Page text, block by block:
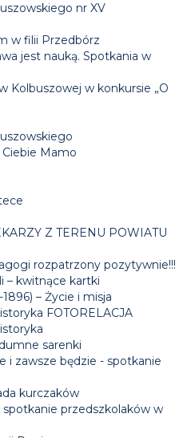
nr XV
w filii Przedbórz
jest nauką. Spotkania w
Kolbuszowej w konkursie „O
Mamo
Z TERENU POWIATU
rozpatrzony pozytywnie!!!
– kwitnące kartki
– Życie i misja
FOTORELACJA
sarenki
i zawsze będzie - spotkanie
kurczaków
spotkanie przedszkolaków w